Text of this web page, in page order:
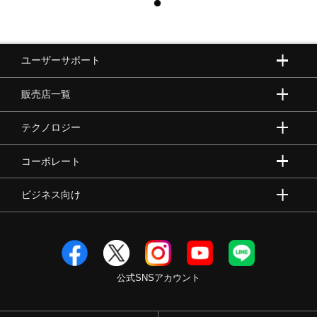
ユーザーサポート
販売店一覧
テクノロジー
コーポレート
ビジネス向け
公式SNSアカウント